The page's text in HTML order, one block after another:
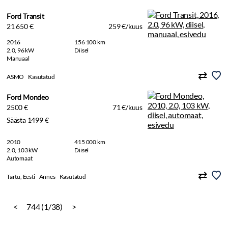
Ford Transit
21 650 €
259 €/kuus
2016
156 100 km
2.0, 96 kW
Diisel
Manuaal
ASMO Kasutatud
Ford Mondeo
2500 €
71 €/kuus
Säästa 1499 €
2010
415 000 km
2.0, 103 kW
Diisel
Automaat
Tartu, Eesti Annes Kasutatud
< 744 (1/38) >